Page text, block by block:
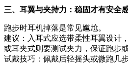
三、耳翼与夹持力：稳固才有安全
跑步时耳机掉落是常见尴尬。
建议：入耳式应选带柔性耳翼设计
或耳夹式则要测试夹力，保证跑步
试戴技巧：佩戴后轻摇头或微跑几